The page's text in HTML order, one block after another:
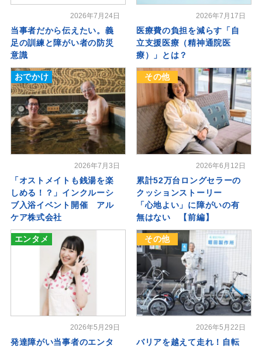
2026年7月24日
当事者だから伝えたい。義
足の訓練と障がい者の防災
意識
2026年7月17日
医療費の負担を減らす「自
立支援医療（精神通院医
療）」とは？
おでかけ
2026年7月3日
「オストメイトも銭湯を楽
しめる！？」インクルーシ
ブ入浴イベント開催 アル
ケア株式会社
その他
2026年6月12日
累計52万台ロングセラーの
クッションストーリー
「心地よい」に障がいの有
無はない 【前編】
エンタメ
2026年5月29日
発達障がい当事者のエンタ
その他
2026年5月22日
バリアを越えて走れ！自転